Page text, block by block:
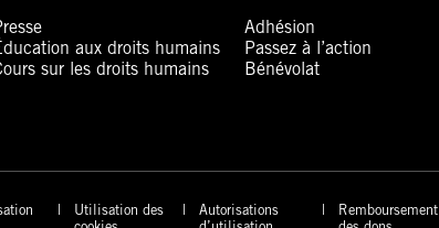
aux droits humains
sur les droits humains
Adhésion
Passez à l’action
Bénévolat
Utilisation des
Autorisations
Remboursement